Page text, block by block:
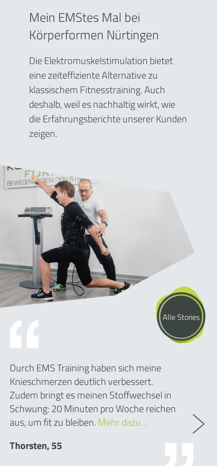
Mein EMStes Mal bei
Körperformen Nürtingen
Die Elektromuskelstimulation bietet
eine zeiteffiziente Alternative zu
klassischem Fitnesstraining. Auch
deshalb, weil es nachhaltig wirkt, wie
die Erfahrungsberichte unserer Kunden
zeigen.
Alle Stories
Durch EMS Training haben sich meine
Knieschmerzen deutlich verbessert.
Zudem bringt es meinen Stoffwechsel in
Schwung: 20 Minuten pro Woche reichen
aus, um fit zu bleiben.Mehr dazu…
Thorsten, 55